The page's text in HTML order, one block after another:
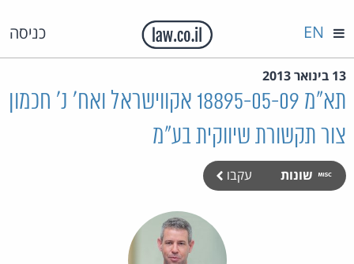
כניסה EN
13 בינואר 2013
תא"מ 18895-05-09 אקווישראל ואח' נ' חכמון
צור תקשורת שיווקית בע"מ
שונות עקבו